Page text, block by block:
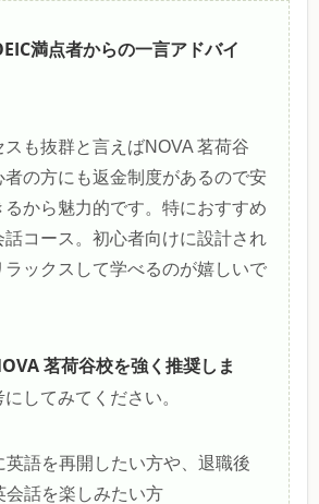
満点者からの一言アドバイ
も抜群と言えばNOVA 茗荷谷
の方にも返金制度があるので安
から魅力的です。特におすすめ
話コース。初心者向けに設計され
ラックスして学べるのが嬉しいで
茗荷谷校を強く推奨しま
してみてください。
英語を再開したい方や、退職後
会話を楽しみたい方